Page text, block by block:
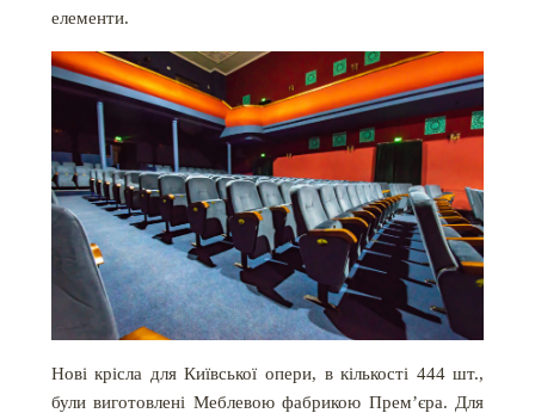
елементи.
Нові крісла для Київської опери, в кількості 444 шт.,
були виготовлені Меблевою фабрикою Прем’єра. Для